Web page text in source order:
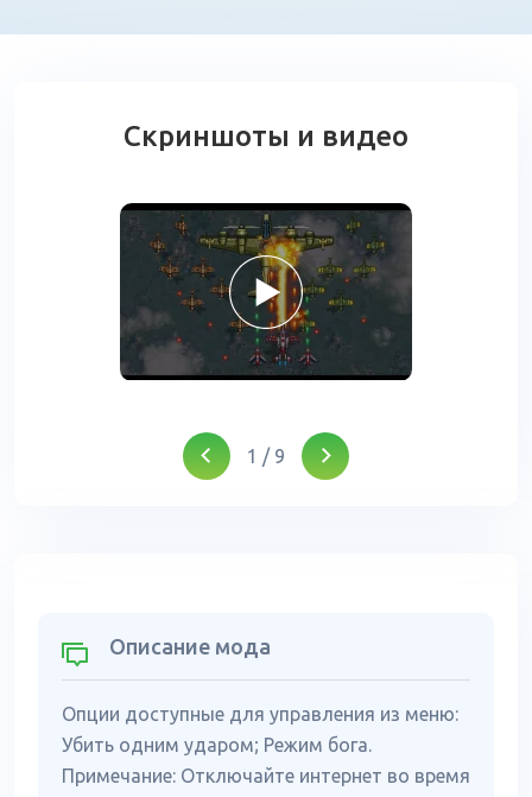
Скриншоты и видео
1 / 9
Описание мода
Опции доступные для управления из меню:
Убить одним ударом; Режим бога.
Примечание: Отключайте интернет во время